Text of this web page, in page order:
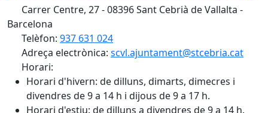
Carrer Centre, 27 - 08396 Sant Cebrià de Vallalta -
Barcelona
Telèfon: 937 631 024
Adreça electrònica: scvl.ajuntament@stcebria.cat
Horari:
Horari d'hivern: de dilluns, dimarts, dimecres i
divendres de 9 a 14 h i dijous de 9 a 17 h.
Horari d'estiu: de dilluns a divendres de 9 a 14 h.